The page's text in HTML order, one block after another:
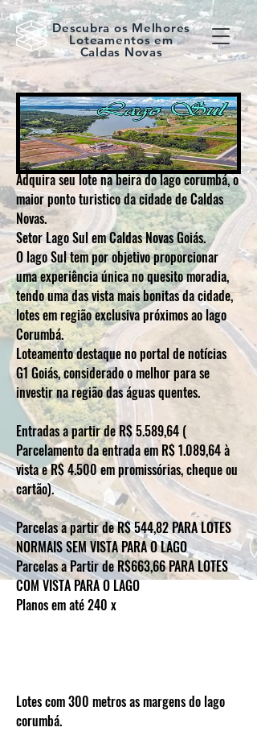
Descubra os Melhores
Loteamentos em
Caldas Novas
Adquira seu lote na beira do lago corumbá, o
maior ponto turistico da cidade de Caldas
Novas.
Setor Lago Sul em Caldas Novas Goiás.
O lago Sul tem por objetivo proporcionar
uma experiência única no quesito moradia,
tendo uma das vista mais bonitas da cidade,
lotes em região exclusiva próximos ao lago
Corumbá.
Loteamento destaque no portal de notícias
G1 Goiás, considerado o melhor para se
investir na região das águas quentes.
Entradas a partir de R$ 5.589,64 (
Parcelamento da entrada em R$ 1.089,64 à
vista e R$ 4.500 em promissórias, cheque ou
cartão).
Parcelas a partir de R$ 544,82 PARA LOTES
NORMAIS SEM VISTA PARA O LAGO
Parcelas a Partir de R$663,66 PARA LOTES
COM VISTA PARA O LAGO
Planos em até 240 x
Lotes com 300 metros as margens do lago
corumbá.